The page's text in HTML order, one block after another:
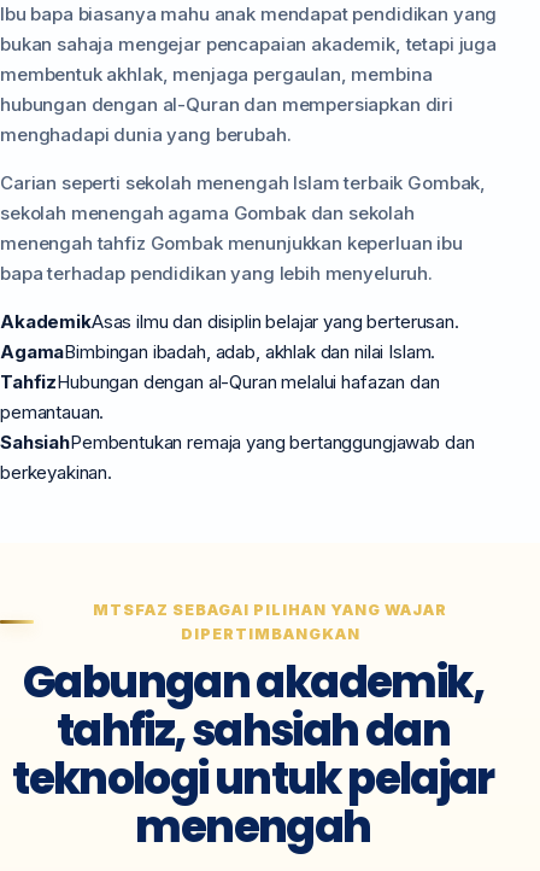
Ibu bapa biasanya mahu anak mendapat pendidikan yang
bukan sahaja mengejar pencapaian akademik, tetapi juga
membentuk akhlak, menjaga pergaulan, membina
hubungan dengan al-Quran dan mempersiapkan diri
menghadapi dunia yang berubah.
Carian seperti sekolah menengah Islam terbaik Gombak,
sekolah menengah agama Gombak dan sekolah
menengah tahfiz Gombak menunjukkan keperluan ibu
bapa terhadap pendidikan yang lebih menyeluruh.
AkademikAsas ilmu dan disiplin belajar yang berterusan.
AgamaBimbingan ibadah, adab, akhlak dan nilai Islam.
TahfizHubungan dengan al-Quran melalui hafazan dan
pemantauan.
SahsiahPembentukan remaja yang bertanggungjawab dan
berkeyakinan.
MTSFAZ SEBAGAI PILIHAN YANG WAJAR
DIPERTIMBANGKAN
Gabungan akademik,
tahfiz, sahsiah dan
teknologi untuk pelajar
menengah